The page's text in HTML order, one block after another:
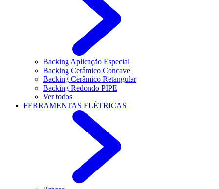
Backing Aplicação Especial
Backing Cerâmico Concave
Backing Cerâmico Retangular
Backing Redondo PIPE
Ver todos
FERRAMENTAS ELÉTRICAS